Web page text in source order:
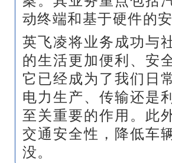
动终端和基于硬件的
英飞凌将业务成功与
的生活更加便利、安
它已经成为了我们日
电力生产、传输还是
至关重要的作用。此
交通安全性，降低车
没。